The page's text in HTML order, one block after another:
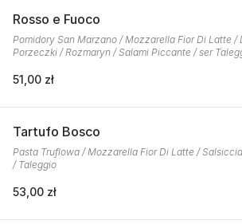
Rosso e Fuoco
Pomidory San Marzano / Mozzarella Fior Di Latte /
Porzeczki / Rozmaryn / Salami Piccante / ser
51,00 zł
Tartufo Bosco
Pasta Truflowa / Mozzarella Fior Di Latte /
/ Taleggio
53,00 zł